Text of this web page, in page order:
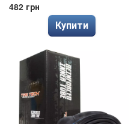
482 грн
Купити